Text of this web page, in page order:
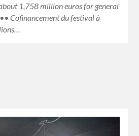
1,758 million euros for general
Cofinancement du festival à